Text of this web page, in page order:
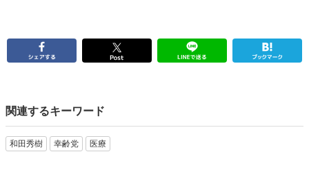
関連するキーワード
和田秀樹 幸齢党 医療